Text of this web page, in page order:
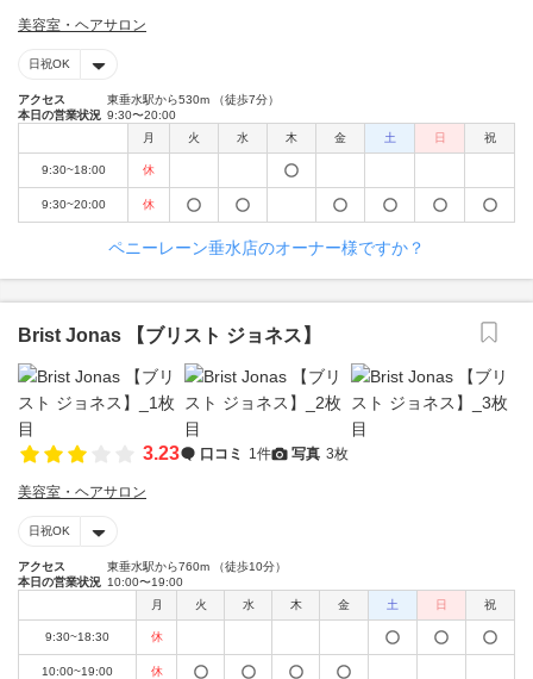
美容室・ヘアサロン
日祝OK
アクセス
東垂水駅から530m （徒歩7分）
本日の営業状況 9:30〜20:00
月
火 水 木 金 土 日 祝
9:30~18:00 休
9:30~20:00 休
ペニーレーン垂水店のオーナー様ですか？
Brist Jonas 【ブリスト ジョネス】
3.23 口コミ 1件 写真 3枚
美容室・ヘアサロン
日祝OK
アクセス
東垂水駅から760m （徒歩10分）
本日の営業状況 10:00〜19:00
月
火 水 木 金 土 日 祝
9:30~18:30 休
10:00~19:00 休